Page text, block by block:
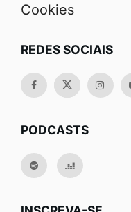
Cookies
REDES SOCIAIS
PODCASTS